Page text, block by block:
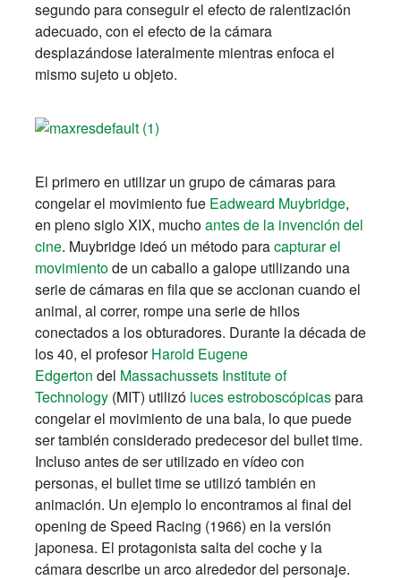
segundo para conseguir el efecto de ralentización
adecuado, con el efecto de la cámara
desplazándose lateralmente mientras enfoca el
mismo sujeto u objeto.
El primero en utilizar un grupo de cámaras para
congelar el movimiento fue Eadweard Muybridge,
en pleno siglo XIX, muchoantes de la invención del
cine. Muybridge ideó un método paracapturar el
movimientode un caballo a galope utilizando una
serie de cámaras en fila que se accionan cuando el
animal, al correr, rompe una serie de hilos
conectados a los obturadores. Durante la década de
los 40, el profesorHarold Eugene
Edgerton del Massachussets Institute of
Technology (MIT) utilizó luces estroboscópicaspara
congelar el movimiento de una bala, lo que puede
ser también considerado predecesor del bullet time.
Incluso antes de ser utilizado en vídeo con
personas, el bullet time se utilizó también en
animación. Un ejemplo lo encontramos al final del
opening de Speed Racing (1966) en la versión
japonesa. El protagonista salta del coche y la
cámara describe un arco alrededor del personaje.